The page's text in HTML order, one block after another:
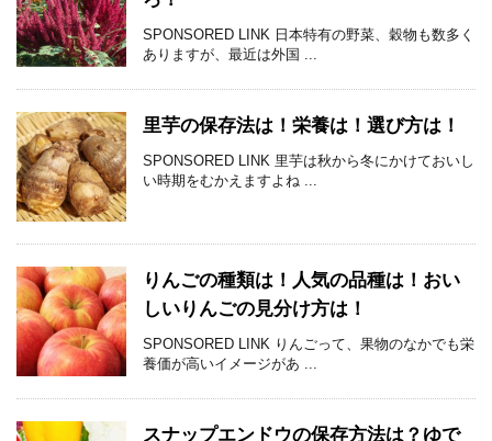
SPONSORED LINK 日本特有の野菜、穀物も数多く
ありますが、最近は外国 ...
里芋の保存法は！栄養は！選び方は！
SPONSORED LINK 里芋は秋から冬にかけておいし
い時期をむかえますよね ...
りんごの種類は！人気の品種は！おい
しいりんごの見分け方は！
SPONSORED LINK りんごって、果物のなかでも栄
養価が高いイメージがあ ...
スナップエンドウの保存方法は？ゆで